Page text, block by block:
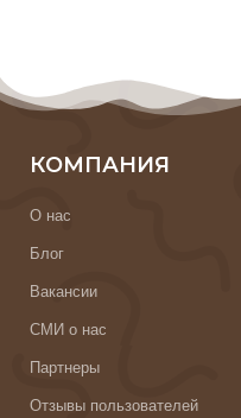
КОМПАНИЯ
О нас
Блог
Вакансии
СМИ о нас
Партнеры
Отзывы пользователей